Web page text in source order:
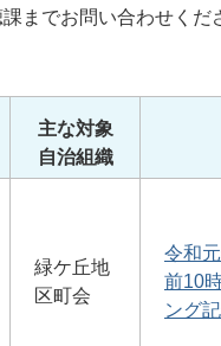
までお問い合わせくだ
主な対象
自治組織
緑ケ丘地
区町会
令和
前10
ング